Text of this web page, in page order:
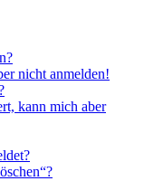
nicht anmelden!
kann mich aber